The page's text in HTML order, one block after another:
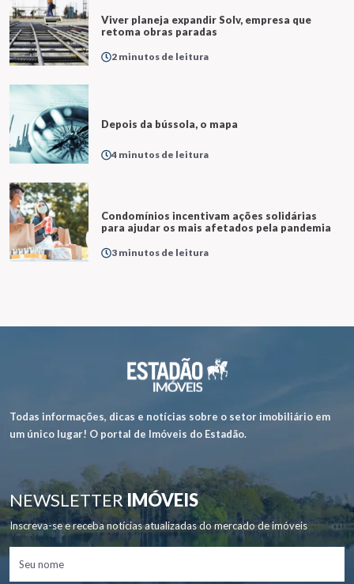
Viver planeja expandir Solv, empresa que
retoma obras paradas
2 minutos de leitura
Depois da bússola, o mapa
4 minutos de leitura
Condomínios incentivam ações solidárias
para ajudar os mais afetados pela pandemia
3 minutos de leitura
Todas informações, dicas e notícias sobre o setor imobiliário em
um único lugar! O portal de Imóveis do Estadão.
NEWSLETTERIMÓVEIS
Inscreva-se e receba notícias atualizadas do mercado de imóveis